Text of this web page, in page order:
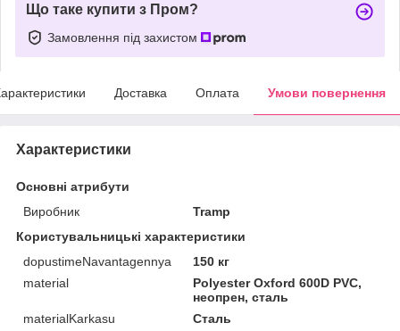
Що таке купити з Пром?
Замовлення під захистом
Доставка Оплата Умови повернення
Характеристики
Основні атрибути
Виробник
Tramp
Користувальницькі характеристики
dopustimeNavantagennya
150 кг
material
Polyester Oxford 600D PVC,
неопрен, сталь
materialKarkasu
Сталь